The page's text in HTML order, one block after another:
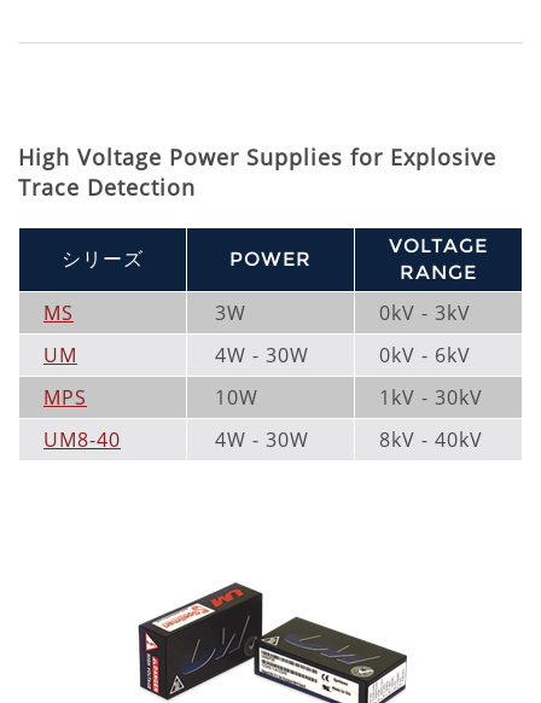
High Voltage Power Supplies for Explosive
Trace Detection
シリーズ POWER
VOLTAGE
RANGE
MS 3W
0kV - 3kV
UM
4W - 30W
0kV - 6kV
MPS
10W
1kV - 30kV
UM8-40
4W - 30W 8kV - 40kV